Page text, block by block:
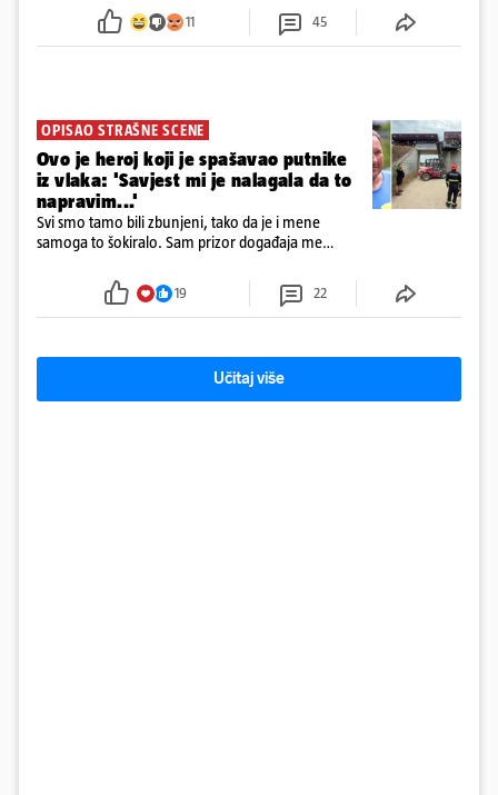
ga uhitili, a psa je preuzeo komunalni redar
11 45
OPISAO STRAŠNE SCENE
Ovo je heroj koji je spašavao putnike
iz vlaka: 'Savjest mi je nalagala da to
napravim...'
Svi smo tamo bili zbunjeni, tako da je i mene
samoga to šokiralo. Sam prizor događaja me
19 22
Učitaj više